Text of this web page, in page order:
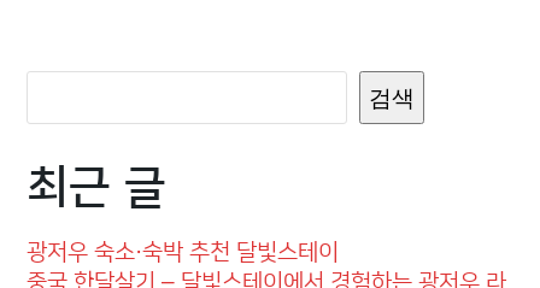
검색
최근 글
광저우 숙소·숙박 추천 달빛스테이
중국 한달살기 – 달빛스테이에서 경험하는 광저우 라